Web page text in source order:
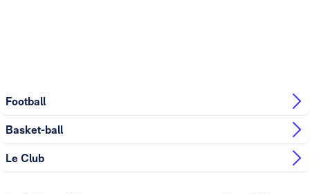
Football
Basket-ball
Le Club